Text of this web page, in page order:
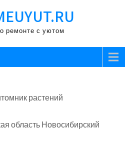
ремонте с уютом
растений
область Новосибирский